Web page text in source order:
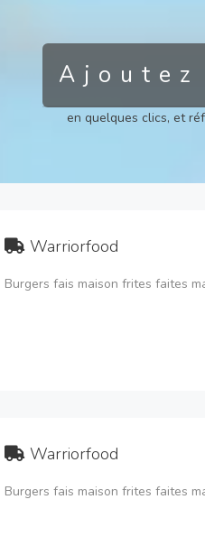
Ajoutez
en quelques clics, et
Warriorfood
Burgers fais maison frites faites
Warriorfood
Burgers fais maison frites faites